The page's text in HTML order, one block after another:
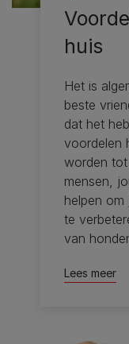
huis
Het is
beste
dat het
voordelen
worden
mensen,
helpen
te
van
Lees meer